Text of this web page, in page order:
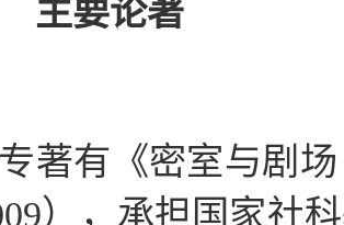
主要论著
著有《密室与剧场
），承担国家社